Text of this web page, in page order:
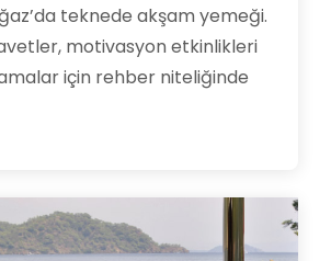
teknede akşam yemeği.
motivasyon etkinlikleri
için rehber niteliğinde